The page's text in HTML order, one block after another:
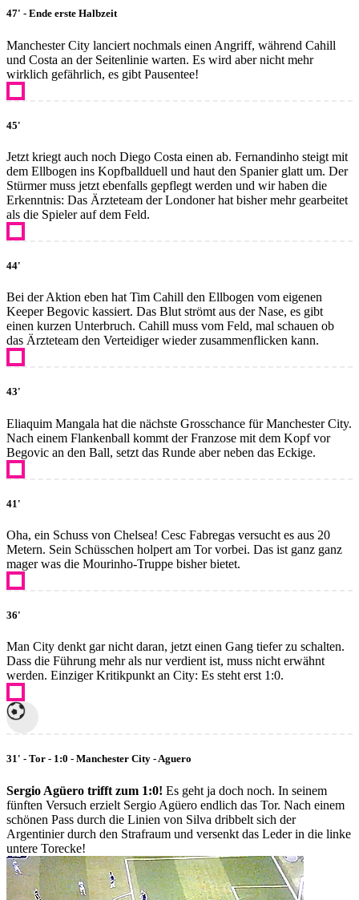
47' - Ende erste Halbzeit
Manchester City lanciert nochmals einen Angriff, während Cahill
und Costa an der Seitenlinie warten. Es wird aber nicht mehr
wirklich gefährlich, es gibt Pausentee!
45'
Jetzt kriegt auch noch Diego Costa einen ab. Fernandinho steigt mit
dem Ellbogen ins Kopfballduell und haut den Spanier glatt um. Der
Stürmer muss jetzt ebenfalls gepflegt werden und wir haben die
Erkenntnis: Das Ärzteteam der Londoner hat bisher mehr gearbeitet
als die Spieler auf dem Feld.
44'
Bei der Aktion eben hat Tim Cahill den Ellbogen vom eigenen
Keeper Begovic kassiert. Das Blut strömt aus der Nase, es gibt
einen kurzen Unterbruch. Cahill muss vom Feld, mal schauen ob
das Ärzteteam den Verteidiger wieder zusammenflicken kann.
43'
Eliaquim Mangala hat die nächste Grosschance für Manchester City.
Nach einem Flankenball kommt der Franzose mit dem Kopf vor
Begovic an den Ball, setzt das Runde aber neben das Eckige.
41'
Oha, ein Schuss von Chelsea! Cesc Fabregas versucht es aus 20
Metern. Sein Schüsschen holpert am Tor vorbei. Das ist ganz ganz
mager was die Mourinho-Truppe bisher bietet.
36'
Man City denkt gar nicht daran, jetzt einen Gang tiefer zu schalten.
Dass die Führung mehr als nur verdient ist, muss nicht erwähnt
werden. Einziger Kritikpunkt an City: Es steht erst 1:0.
31' - Tor - 1:0 - Manchester City - Aguero
Sergio Agüero trifft zum 1:0! Es geht ja doch noch. In seinem
fünften Versuch erzielt Sergio Agüero endlich das Tor. Nach einem
schönen Pass durch die Linien von Silva dribbelt sich der
Argentinier durch den Strafraum und versenkt das Leder in die linke
untere Torecke!